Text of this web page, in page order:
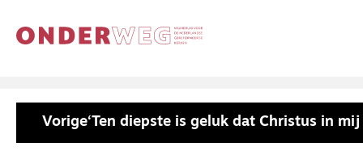
Vorige‘Ten diepste is geluk dat Christus in mij